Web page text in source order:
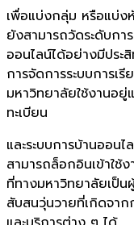
เพื่อแบ่งกลุ่ม หรือแบ่
ยังสามารถวัดระดับกา
ออนไลน์ได้อย่างมีประ
การจัดการระบบการเ
มหาวิทยาลัยใช้งานอยู่
ทะเบียน
และระบบการบ้านออน
สามารถล็อกอินเข้าใช้
ที่ทางมหาวิทยาลัยเป็
สับสนวุ่นวายที่เกิดจาก